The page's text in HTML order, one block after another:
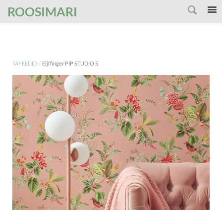
ROOSIMARI
TAPEEDID / Eijffinger PIP STUDIO 5